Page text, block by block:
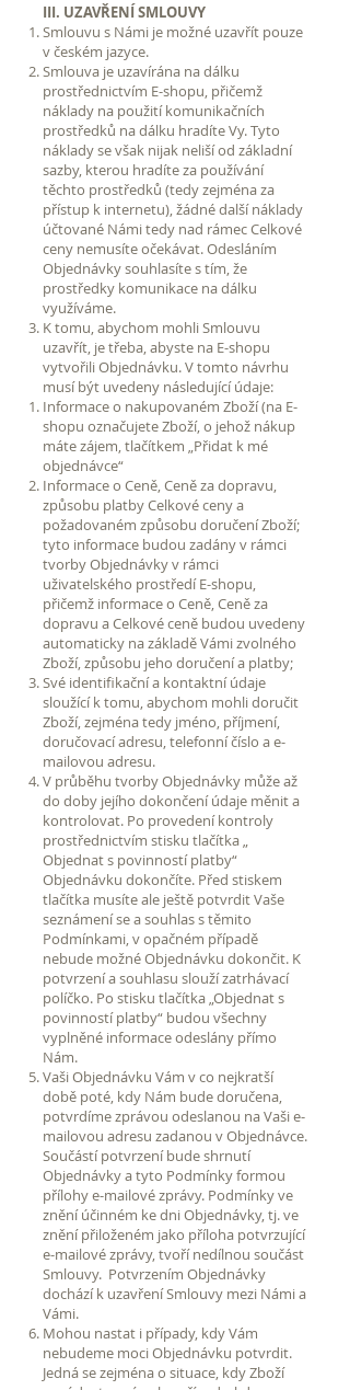
III. UZAVŘENÍ SMLOUVY
Smlouvu s Námi je možné uzavřít pouze
v českém jazyce.
Smlouva je uzavírána na dálku
prostřednictvím E-shopu, přičemž
náklady na použití komunikačních
prostředků na dálku hradíte Vy. Tyto
náklady se však nijak neliší od základní
sazby, kterou hradíte za používání
těchto prostředků (tedy zejména za
přístup k internetu), žádné další náklady
účtované Námi tedy nad rámec Celkové
ceny nemusíte očekávat. Odesláním
Objednávky souhlasíte s tím, že
prostředky komunikace na dálku
využíváme.
K tomu, abychom mohli Smlouvu
uzavřít, je třeba, abyste na E-shopu
vytvořili Objednávku. V tomto návrhu
musí být uvedeny následující údaje:
Informace o nakupovaném Zboží (na E-
shopu označujete Zboží, o jehož nákup
máte zájem, tlačítkem „Přidat k mé
objednávce“
Informace o Ceně, Ceně za dopravu,
způsobu platby Celkové ceny a
požadovaném způsobu doručení Zboží;
tyto informace budou zadány v rámci
tvorby Objednávky v rámci
uživatelského prostředí E-shopu,
přičemž informace o Ceně, Ceně za
dopravu a Celkové ceně budou uvedeny
automaticky na základě Vámi zvolného
Zboží, způsobu jeho doručení a platby;
Své identifikační a kontaktní údaje
sloužící k tomu, abychom mohli doručit
Zboží, zejména tedy jméno, příjmení,
doručovací adresu, telefonní číslo a e-
mailovou adresu.
V průběhu tvorby Objednávky může až
do doby jejího dokončení údaje měnit a
kontrolovat. Po provedení kontroly
prostřednictvím stisku tlačítka „
Objednat s povinností platby“
Objednávku dokončíte. Před stiskem
tlačítka musíte ale ještě potvrdit Vaše
seznámení se a souhlas s těmito
Podmínkami, v opačném případě
nebude možné Objednávku dokončit. K
potvrzení a souhlasu slouží zatrhávací
políčko. Po stisku tlačítka „Objednat s
povinností platby“ budou všechny
vyplněné informace odeslány přímo
Nám.
Vaši Objednávku Vám v co nejkratší
době poté, kdy Nám bude doručena,
potvrdíme zprávou odeslanou na Vaši e-
mailovou adresu zadanou v Objednávce.
Součástí potvrzení bude shrnutí
Objednávky a tyto Podmínky formou
přílohy e-mailové zprávy. Podmínky ve
znění účinném ke dni Objednávky, tj. ve
znění přiloženém jako příloha potvrzující
e-mailové zprávy, tvoří nedílnou součást
Smlouvy. Potvrzením Objednávky
dochází k uzavření Smlouvy mezi Námi a
Vámi.
Mohou nastat i případy, kdy Vám
nebudeme moci Objednávku potvrdit.
Jedná se zejména o situace, kdy Zboží